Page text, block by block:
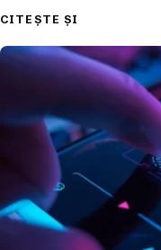
CITEȘTE ȘI